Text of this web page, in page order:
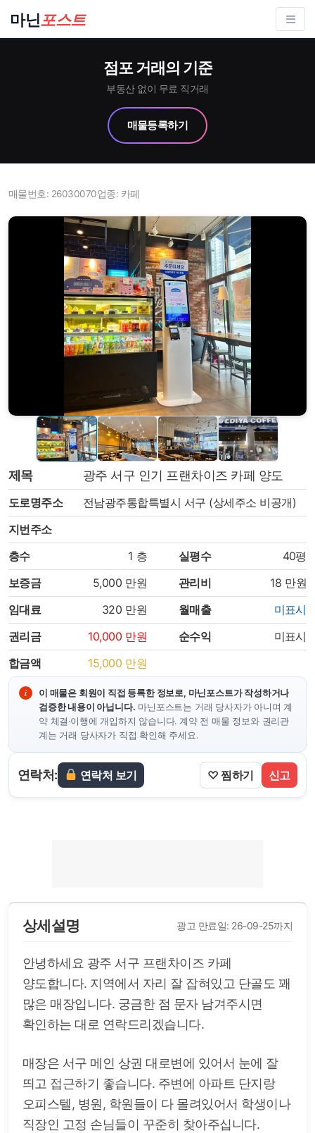
마닌포스트
점포 거래의 기준
부동산 없이 무료 직거래
매물등록하기
매물번호: 26030070업종: 카페
제목 광주 서구 인기 프랜차이즈 카페 양도
도로명주소
전남광주통합특별시 서구 (상세주소 비공개)
지번주소
층수
1 층 실평수
40평
보증금
5,000 만원 관리비 18 만원
임대료
320 만원 월매출
미표시
권리금
10,000 만원 순수익
미표시
합금액
15,000 만원
이 매물은 회원이 직접 등록한 정보로, 마닌포스트가 작성하거나
검증한 내용이 아닙니다. 마닌포스트는 거래 당사자가 아니며 계
약 체결·이행에 개입하지 않습니다. 계약 전 매물 정보와 권리관
계는 거래 당사자가 직접 확인해 주세요.
연락처: 연락처 보기 ♡ 찜하기 신고
상세설명 광고 만료일: 26-09-25까지
안녕하세요 광주 서구 프랜차이즈 카페
양도합니다. 지역에서 자리 잘 잡혀있고 단골도 꽤
많은 매장입니다. 궁금한 점 문자 남겨주시면
확인하는 대로 연락드리겠습니다.
매장은 서구 메인 상권 대로변에 있어서 눈에 잘
띄고 접근하기 좋습니다. 주변에 아파트 단지랑
오피스텔, 병원, 학원들이 다 몰려있어서 학생이나
직장인 고정 손님들이 꾸준히 찾아주십니다.